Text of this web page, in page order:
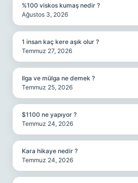
%100 viskos kumaş nedir ?
Ağustos 3, 2026
1 insan kaç kere aşık olur ?
Temmuz 27, 2026
Ilga ve mülga ne demek ?
Temmuz 25, 2026
$1100 ne yapıyor ?
Temmuz 24, 2026
Kara hikaye nedir ?
Temmuz 24, 2026